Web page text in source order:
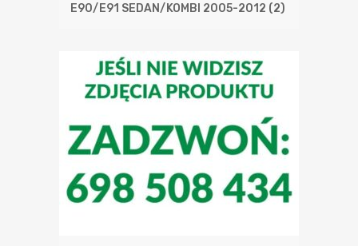
E90/E91 SEDAN/KOMBI 2005-2012 (2)